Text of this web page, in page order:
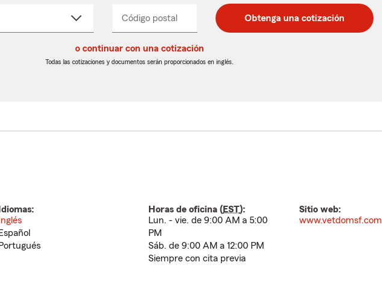
Código postal
postal
de
postal
de
_____ Obtenga una cotización
o continuar con una cotización
Todas las cotizaciones y documentos serán proporcionados en inglés.
Idiomas:
Inglés
Español
Portugués
Horas de oficina (EST):
Lun. - vie. de 9:00 AM a 5:00
PM
Sáb. de 9:00 AM a 12:00 PM
Siempre con cita previa
Sitio web:
www.vetdomsf.com